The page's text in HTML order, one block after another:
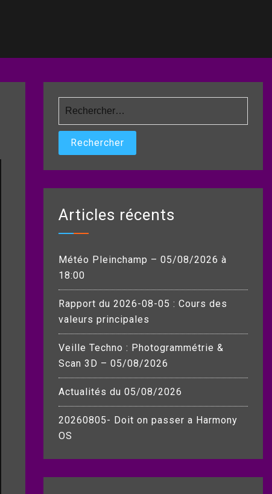
Articles récents
Météo Pleinchamp – 05/08/2026 à
18:00
Rapport du 2026-08-05 : Cours des
valeurs principales
Veille Techno : Photogrammétrie &
Scan 3D – 05/08/2026
Actualités du 05/08/2026
20260805- Doit on passer a Harmony
OS